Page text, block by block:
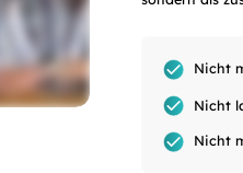
Nicht
Nicht
Nicht